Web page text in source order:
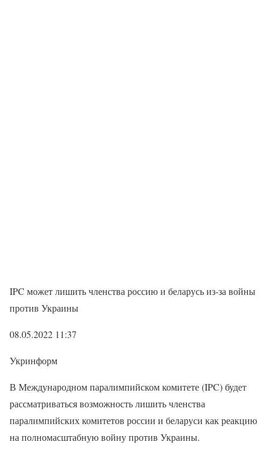
IPC может лишить членства россию и беларусь из-за войны
против Украины
08.05.2022 11:37
Укринформ
В Международном паралимпийском комитете (IPC) будет
рассматриваться возможность лишить членства
паралимпийских комитетов россии и беларуси как реакцию
на полномасштабную войну против Украины.